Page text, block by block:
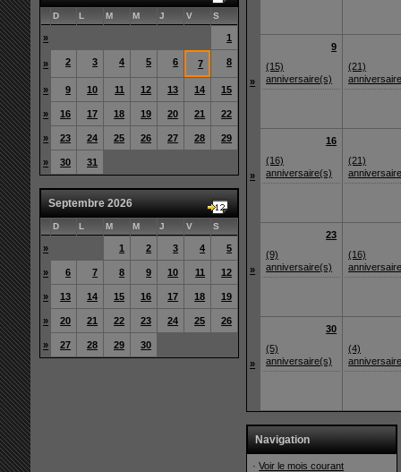
D L M M J V S
» 1
» 2 3 4 5 6 7 8
» 9 10 11 12 13 14 15
» 16 17 18 19 20 21 22
» 23 24 25 26 27 28 29
» 30 31
Septembre 2026
D L M M J V S
» 1 2 3 4 5
» 6 7 8 9 10 11 12
» 13 14 15 16 17 18 19
» 20 21 22 23 24 25 26
» 27 28 29 30
»
9
(15)
anniversaire(s)
(21)
»
16
(16)
anniversaire(s)
(21)
»
23
(9)
anniversaire(s)
(16)
»
30
(5)
anniversaire(s)
(4)
Navigation
·Voir le mois courant